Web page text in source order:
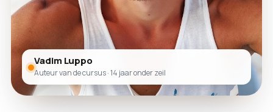
Vadim Luppo
Auteur van de cursus · 14 jaar onder zeil